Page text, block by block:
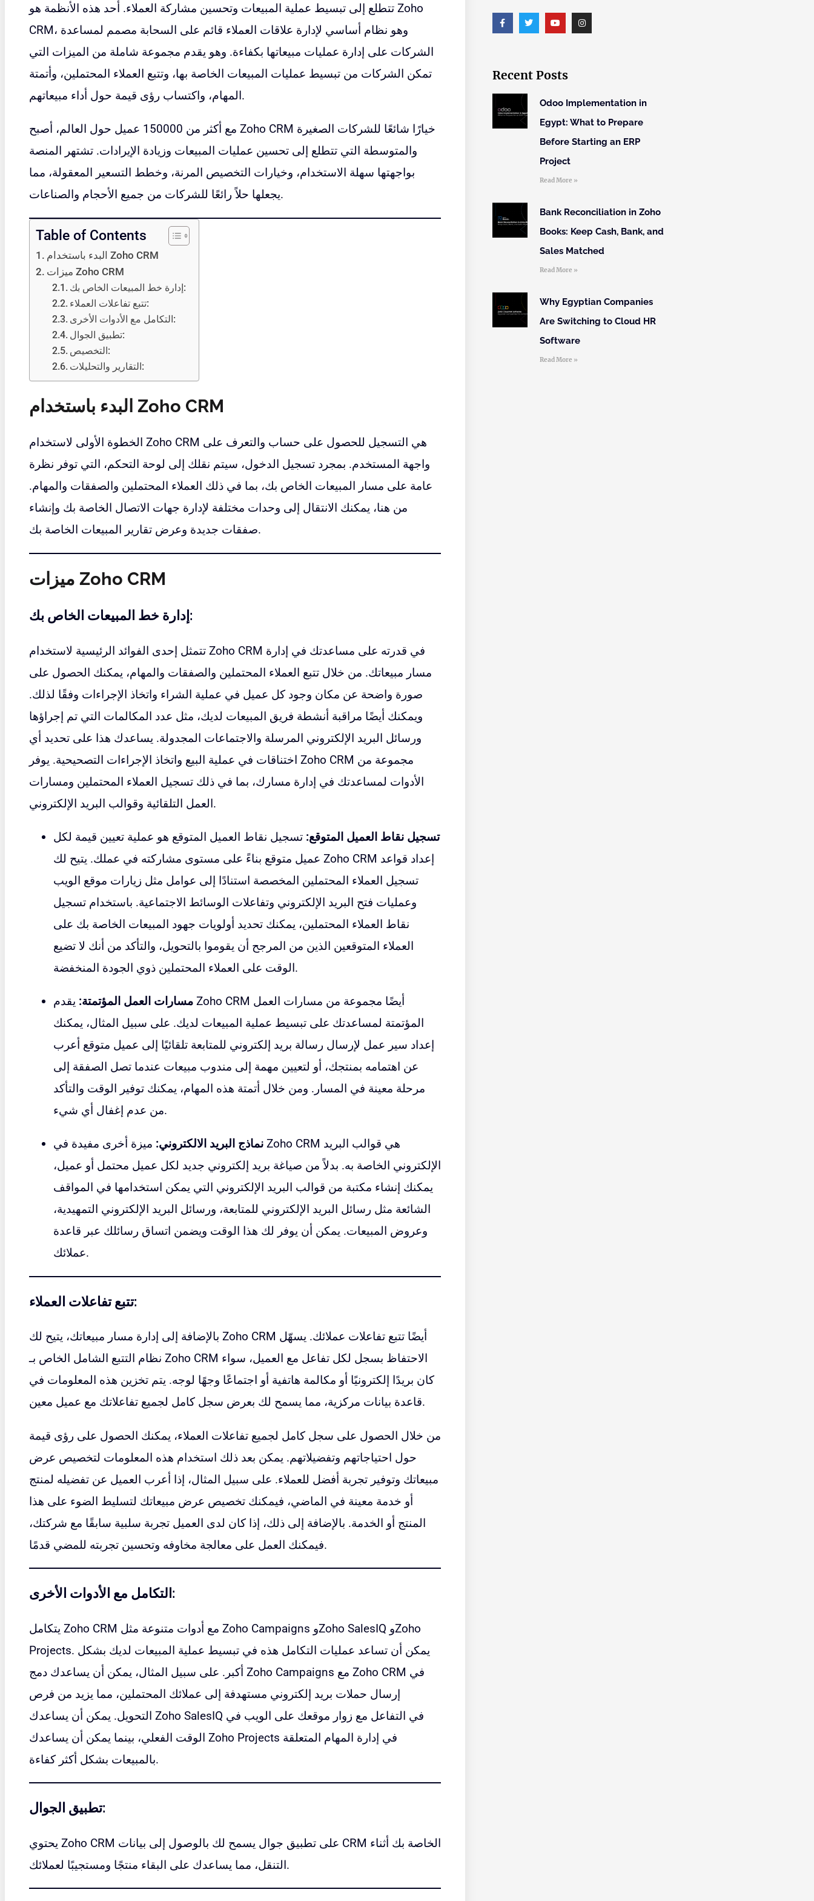
Zoho
CRM، وهو نظام أساسي لإدارة علاقات العملاء قائم على السحابة مصمم لمساعدة
الشركات على إدارة عمليات مبيعاتها بكفاءة. وهو يقدم مجموعة شاملة من الميزات التي
تمكن الشركات من تبسيط عمليات المبيعات الخاصة بها، وتتبع العملاء المحتملين، وأتمتة
المهام، واكتساب رؤى قيمة حول أداء مبيعاتهم.
مع أكثر من 150000 عميل حول العالم، أصبح Zoho CRM خيارًا شائعًا للشركات الصغيرة
والمتوسطة التي تتطلع إلى تحسين عمليات المبيعات وزيادة الإيرادات. تشتهر المنصة
بواجهتها سهلة الاستخدام، وخيارات التخصيص المرنة، وخطط التسعير المعقولة، مما
يجعلها حلاً رائعًا للشركات من جميع الأحجام والصناعات.
Table of Contents
البدء باستخدام Zoho CRM
ميزات Zoho CRM
إدارة خط المبيعات الخاص بك:
تتبع تفاعلات العملاء:
التكامل مع الأدوات الأخرى:
تطبيق الجوال:
التخصيص:
التقارير والتحليلات:
البدء باستخدام Zoho CRM
الخطوة الأولى لاستخدام Zoho CRM هي التسجيل للحصول على حساب والتعرف على
واجهة المستخدم. بمجرد تسجيل الدخول، سيتم نقلك إلى لوحة التحكم، التي توفر نظرة
عامة على مسار المبيعات الخاص بك، بما في ذلك العملاء المحتملين والصفقات والمهام.
من هنا، يمكنك الانتقال إلى وحدات مختلفة لإدارة جهات الاتصال الخاصة بك وإنشاء
صفقات جديدة وعرض تقارير المبيعات الخاصة بك.
ميزات Zoho CRM
إدارة خط المبيعات الخاص بك:
تتمثل إحدى الفوائد الرئيسية لاستخدام Zoho CRM في قدرته على مساعدتك في إدارة
مسار مبيعاتك. من خلال تتبع العملاء المحتملين والصفقات والمهام، يمكنك الحصول على
صورة واضحة عن مكان وجود كل عميل في عملية الشراء واتخاذ الإجراءات وفقًا لذلك.
ويمكنك أيضًا مراقبة أنشطة فريق المبيعات لديك، مثل عدد المكالمات التي تم إجراؤها
ورسائل البريد الإلكتروني المرسلة والاجتماعات المجدولة. يساعدك هذا على تحديد أي
اختناقات في عملية البيع واتخاذ الإجراءات التصحيحية. يوفر Zoho CRM مجموعة من
الأدوات لمساعدتك في إدارة مسارك، بما في ذلك تسجيل العملاء المحتملين ومسارات
العمل التلقائية وقوالب البريد الإلكتروني.
تسجيل نقاط العميل المتوقع: تسجيل نقاط العميل المتوقع هو عملية تعيين قيمة لكل
عميل متوقع بناءً على مستوى مشاركته في عملك. يتيح لك Zoho CRM إعداد قواعد
تسجيل العملاء المحتملين المخصصة استنادًا إلى عوامل مثل زيارات موقع الويب
وعمليات فتح البريد الإلكتروني وتفاعلات الوسائط الاجتماعية. باستخدام تسجيل
نقاط العملاء المحتملين، يمكنك تحديد أولويات جهود المبيعات الخاصة بك على
العملاء المتوقعين الذين من المرجح أن يقوموا بالتحويل، والتأكد من أنك لا تضيع
الوقت على العملاء المحتملين ذوي الجودة المنخفضة.
مسارات العمل المؤتمتة: يقدم Zoho CRM أيضًا مجموعة من مسارات العمل
المؤتمتة لمساعدتك على تبسيط عملية المبيعات لديك. على سبيل المثال، يمكنك
إعداد سير عمل لإرسال رسالة بريد إلكتروني للمتابعة تلقائيًا إلى عميل متوقع أعرب
عن اهتمامه بمنتجك، أو لتعيين مهمة إلى مندوب مبيعات عندما تصل الصفقة إلى
مرحلة معينة في المسار. ومن خلال أتمتة هذه المهام، يمكنك توفير الوقت والتأكد
من عدم إغفال أي شيء.
نماذج البريد الالكتروني: ميزة أخرى مفيدة في Zoho CRM هي قوالب البريد
الإلكتروني الخاصة به. بدلاً من صياغة بريد إلكتروني جديد لكل عميل محتمل أو عميل،
يمكنك إنشاء مكتبة من قوالب البريد الإلكتروني التي يمكن استخدامها في المواقف
الشائعة مثل رسائل البريد الإلكتروني للمتابعة، ورسائل البريد الإلكتروني التمهيدية،
وعروض المبيعات. يمكن أن يوفر لك هذا الوقت ويضمن اتساق رسائلك عبر قاعدة
عملائك.
تتبع تفاعلات العملاء:
بالإضافة إلى إدارة مسار مبيعاتك، يتيح لك Zoho CRM أيضًا تتبع تفاعلات عملائك. يسهّل
نظام التتبع الشامل الخاص بـ Zoho CRM الاحتفاظ بسجل لكل تفاعل مع العميل، سواء
كان بريدًا إلكترونيًا أو مكالمة هاتفية أو اجتماعًا وجهًا لوجه. يتم تخزين هذه المعلومات في
قاعدة بيانات مركزية، مما يسمح لك بعرض سجل كامل لجميع تفاعلاتك مع عميل معين.
من خلال الحصول على سجل كامل لجميع تفاعلات العملاء، يمكنك الحصول على رؤى قيمة
حول احتياجاتهم وتفضيلاتهم. يمكن بعد ذلك استخدام هذه المعلومات لتخصيص عرض
مبيعاتك وتوفير تجربة أفضل للعملاء. على سبيل المثال، إذا أعرب العميل عن تفضيله لمنتج
أو خدمة معينة في الماضي، فيمكنك تخصيص عرض مبيعاتك لتسليط الضوء على هذا
المنتج أو الخدمة. بالإضافة إلى ذلك، إذا كان لدى العميل تجربة سلبية سابقًا مع شركتك،
فيمكنك العمل على معالجة مخاوفه وتحسين تجربته للمضي قدمًا.
التكامل مع الأدوات الأخرى:
يتكامل Zoho CRM مع أدوات متنوعة مثل Zoho Campaigns وZoho SalesIQ
Projects. يمكن أن تساعد عمليات التكامل هذه في تبسيط عملية المبيعات لديك بشكل
أكبر. على سبيل المثال، يمكن أن يساعدك دمج Zoho Campaigns مع Zoho CRM في
إرسال حملات بريد إلكتروني مستهدفة إلى عملائك المحتملين، مما يزيد من فرص
التحويل. يمكن أن يساعدك Zoho SalesIQ في التفاعل مع زوار موقعك على الويب في
الوقت الفعلي، بينما يمكن أن يساعدك Zoho Projects في إدارة المهام المتعلقة
بالمبيعات بشكل أكثر كفاءة.
تطبيق الجوال:
يحتوي Zoho CRM على تطبيق جوال يسمح لك بالوصول إلى بيانات CRM الخاصة بك أثناء
التنقل، مما يساعدك على البقاء منتجًا ومستجيبًا لعملائك.
Recent Posts
Odoo Implementation in
Egypt: What to Prepare
Before Starting an ERP
Project
Read More »
Bank Reconciliation in Zoho
Books: Keep Cash, Bank, and
Sales Matched
Read More »
Why Egyptian Companies
Are Switching to Cloud HR
Software
Read More »